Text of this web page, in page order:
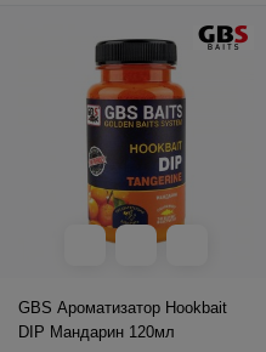
GBS Ароматизатор Hookbait
DIP Мандарин 120мл